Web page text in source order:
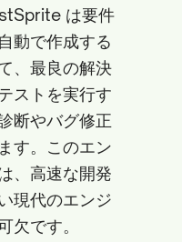
は要件
動で作成する
、最良の解決
ストを実行す
断やバグ修正
す。このエン
、高速な開発
現代のエンジ
欠です。